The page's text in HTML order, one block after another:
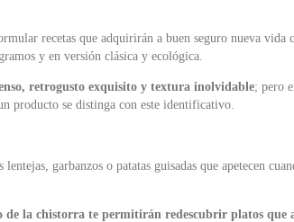
recetas que adquirirán a buen seguro nueva vida
y en versión clásica y ecológica.
retrogusto exquisito y textura inolvidable; pero
producto se distinga con este identificativo.
garbanzos o patatas guisadas que apetecen
la chistorra te permitirán redescubrir platos que